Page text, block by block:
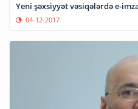
Yeni şəxsiyyət vəsiqələrdə e-
04-12-2017